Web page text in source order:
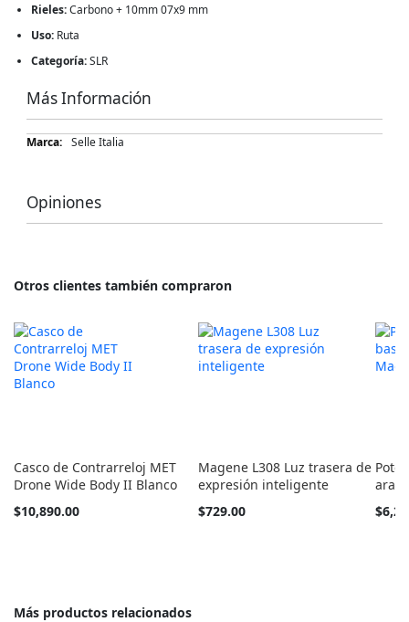
Rieles:Carbono + 10mm 07x9 mm
Uso: Ruta
Categoría:SLR
Más Información
Más
Selle Italia
Opiniones
Otros clientes también compraron
Casco de Contrarreloj MET
Drone Wide Body II Blanco
Tan
$10,890.00
Magene L308 Luz trasera de
expresión inteligente
$729.00
Tan
Más productos relacionados